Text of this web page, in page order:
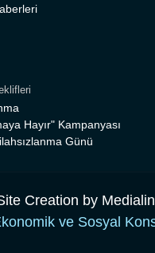
Hayır" Kampanyası
Günü
Creation by
ve Sosyal